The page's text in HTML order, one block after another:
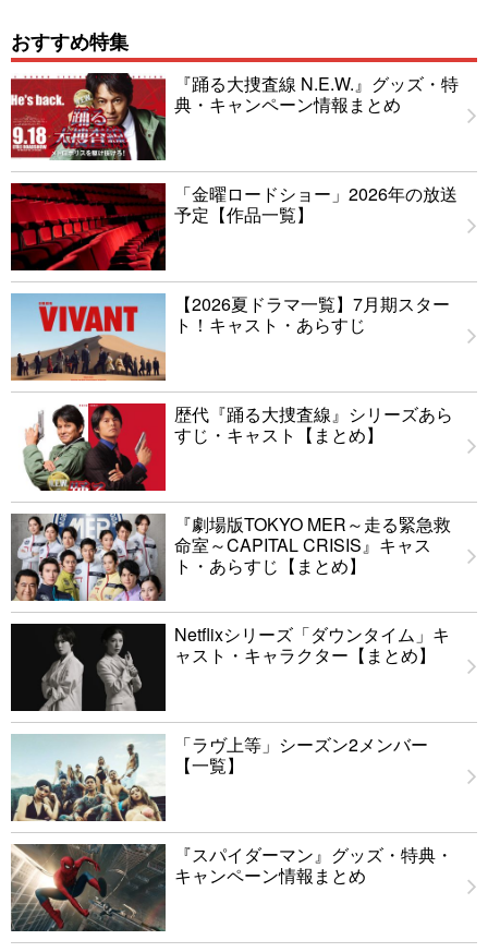
おすすめ特集
『踊る大捜査線 N.E.W.』グッズ・特
典・キャンペーン情報まとめ
「金曜ロードショー」2026年の放送
予定【作品一覧】
【2026夏ドラマ一覧】7月期スター
ト！キャスト・あらすじ
歴代『踊る大捜査線』シリーズあら
すじ・キャスト【まとめ】
『劇場版TOKYO MER～走る緊急救
命室～CAPITAL CRISIS』キャス
ト・あらすじ【まとめ】
Netflixシリーズ「ダウンタイム」キ
ャスト・キャラクター【まとめ】
「ラヴ上等」シーズン2メンバー
【一覧】
『スパイダーマン』グッズ・特典・
キャンペーン情報まとめ